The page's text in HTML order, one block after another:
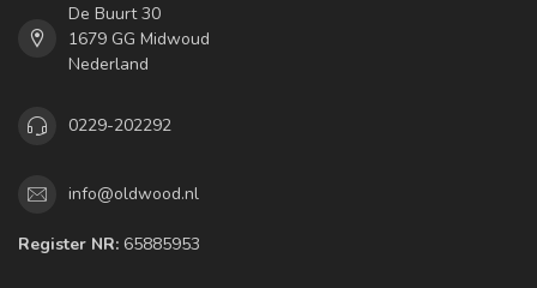
De Buurt 30
1679 GG Midwoud
Nederland
0229-202292
info@oldwood.nl
Register NR: 65885953